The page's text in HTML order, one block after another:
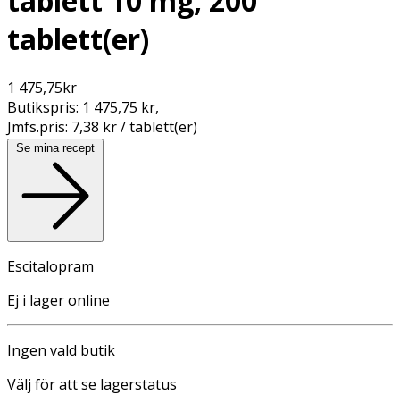
tablett(er)
1 475,75kr
Butikspris: 1 475,75 kr,
Jmfs.pris: 7,38 kr / tablett(er)
Se mina recept
Escitalopram
Ej i lager online
Ingen vald butik
Välj för att se lagerstatus